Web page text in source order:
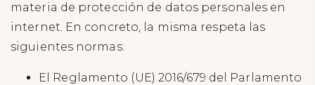
materia de protección de datos personales en
internet. En concreto, la misma respeta las
siguientes normas:
El Reglamento (UE) 2016/679 del Parlamento